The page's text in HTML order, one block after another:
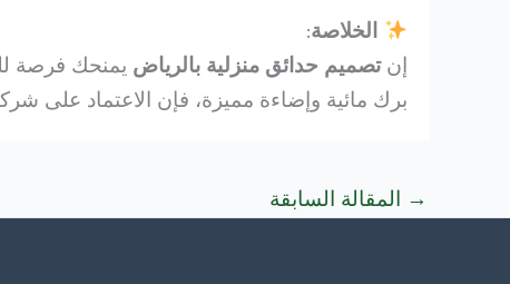
الخلاصة:
إنتصميم حدائق منزلية بالرياض يمنحك فرصة
برك مائية وإضاءة مميزة، فإن الاعتماد على
→ المقالة السابقة